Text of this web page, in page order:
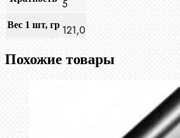
5
Вес 1 шт, гр 121,0
Похожие товары